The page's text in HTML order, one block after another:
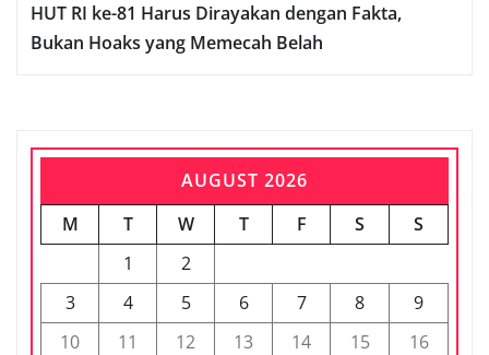
HUT RI ke-81 Harus Dirayakan dengan Fakta,
Bukan Hoaks yang Memecah Belah
AUGUST 2026
M
T W T F S
S
1
2
3
4 5 6 7 8
9
10
11 12 13 14 15
16